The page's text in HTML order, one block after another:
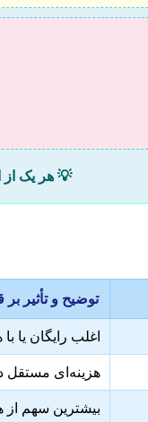
💡 هر یک از
توضیح و تأثیر
اغلب رایگان یا
هزینه‌ای مستقل
بیشترین سهم از